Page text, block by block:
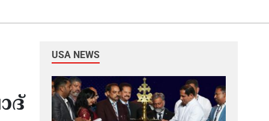
USA NEWS